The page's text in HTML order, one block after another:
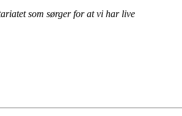
som sørger for at vi har live